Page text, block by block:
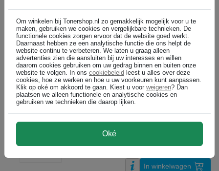
In winkelwagen
Stick'n extra sticky notes / 76 x 76 mm / pastelgeel / 90 vel
DIRECT LEVERBAAR
In winkelwagen
Stick'n extra sticky notes | 76 x 127 mm | magenta | 90 vel
€ 2,99
In winkelwagen
Om winkelen bij Tonershop.nl zo gemakkelijk mogelijk voor u te
maken, gebruiken we cookies en vergelijkbare technieken. De
functionele cookies zorgen ervoor dat de website goed werkt.
Daarnaast hebben ze een analytische functie die ons helpt de
website continu te verbeteren. We laten u graag alleen
advertenties zien die aansluiten bij uw interesses en willen
daarom cookies gebruiken om uw gedrag binnen en buiten onze
website te volgen. In ons cookiebeleid leest u alles over deze
cookies, hoe ze werken en hoe u uw voorkeuren kunt aanpassen.
Klik op oké om akkoord te gaan. Kiest u voor weigeren? Dan
plaatsen we alleen functionele en analytische cookies en
gebruiken we technieken die daarop lijken.
Oké